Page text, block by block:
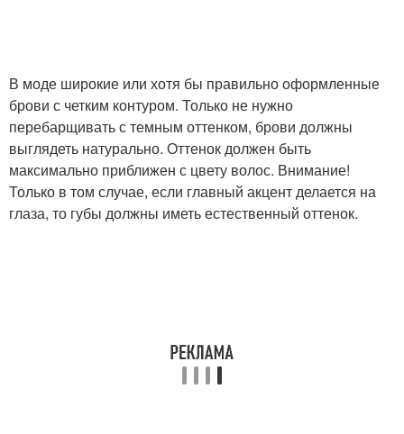
В моде широкие или хотя бы правильно оформленные
брови с четким контуром. Только не нужно
перебарщивать с темным оттенком, брови должны
выглядеть натурально. Оттенок должен быть
максимально приближен с цвету волос. Внимание!
Только в том случае, если главный акцент делается на
глаза, то губы должны иметь естественный оттенок.